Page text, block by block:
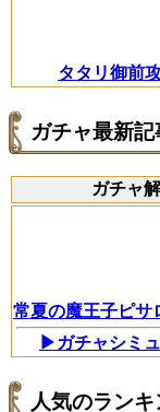
タタリ御前
ガチャ最新記
ガチャ
常夏の魔王子ピサ
▶ガチャシミ
人気のラン